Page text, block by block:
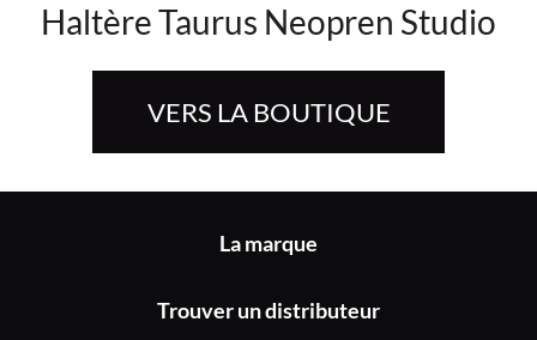
Haltère Taurus Neopren Studio
VERS LA BOUTIQUE
La marque
Trouver un distributeur